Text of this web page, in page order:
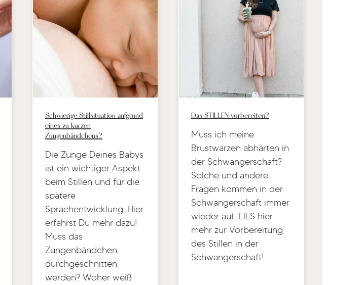
Schwierige Stillsituation aufgrund
eines zu kurzen
Zungenbändchens?
Die Zunge Deines Babys
ist ein wichtiger Aspekt
beim Stillen und für die
spätere
Sprachentwicklung. Hier
erfährst Du mehr dazu!
Muss das
Zungenbändchen
durchgeschnitten
werden? Woher weiß
Das STILLEN vorbereiten?
Muss ich meine
Brustwarzen abhärten in
der Schwangerschaft?
Solche und andere
Fragen kommen in der
Schwangerschaft immer
wieder auf...LIES hier
mehr zur Vorbereitung
des Stillen in der
Schwangerschaft!